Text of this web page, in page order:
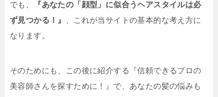
でも、
『あなたの「顔型」に似合うヘアスタイルは必
ず見つかる！』
、これが当サイトの基本的な考え方に
なります。
そのためにも、この後に紹介する『信頼できるプロの
美容師さんを探すために！』で、あなたの髪の悩みも